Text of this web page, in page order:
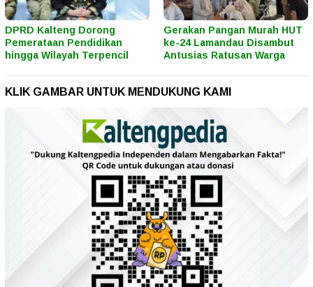
DPRD Kalteng Dorong
Pemerataan Pendidikan
hingga Wilayah Terpencil
Gerakan Pangan Murah HUT
ke-24 Lamandau Disambut
Antusias Ratusan Warga
KLIK GAMBAR UNTUK MENDUKUNG KAMI